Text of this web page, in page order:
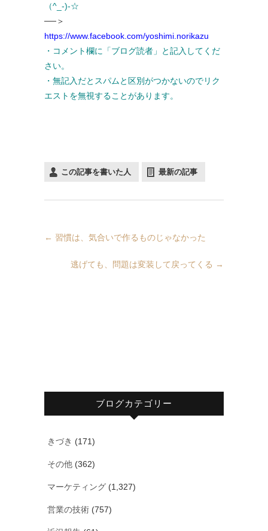
（^_-)-☆
──＞
https://www.facebook.com/yoshimi.norikazu
・コメント欄に「ブログ読者」と記入してくだ
さい。
・無記入だとスパムと区別がつかないのでリク
エストを無視することがあります。
この記事を書いた人 最新の記事
← 習慣は、気合いで作るものじゃなかった
逃げても、問題は変装して戻ってくる →
ブログカテゴリー
きづき (171)
その他 (362)
マーケティング (1,327)
営業の技術 (757)